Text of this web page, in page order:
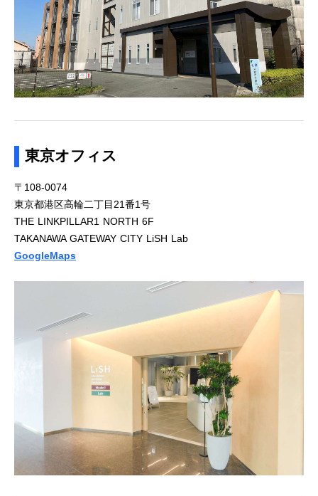
東京オフィス
〒108-0074
東京都港区高輪二丁目21番1号
THE LINKPILLAR1 NORTH 6F
TAKANAWA GATEWAY CITY LiSH Lab
GoogleMaps